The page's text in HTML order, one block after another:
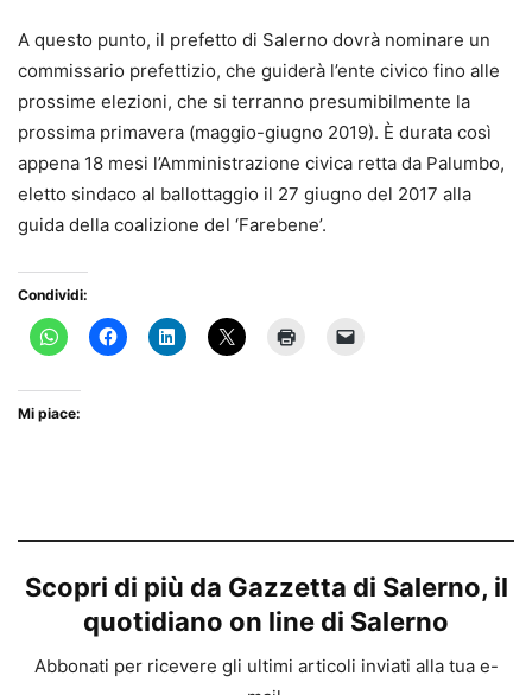
A questo punto, il prefetto di Salerno dovrà nominare un
commissario prefettizio, che guiderà l’ente civico fino alle
prossime elezioni, che si terranno presumibilmente la
prossima primavera (maggio-giugno 2019). È durata così
appena 18 mesi l’Amministrazione civica retta da Palumbo,
eletto sindaco al ballottaggio il 27 giugno del 2017 alla
guida della coalizione del ‘Farebene’.
Condividi:
Mi piace:
Scopri di più da Gazzetta di Salerno, il
quotidiano on line di Salerno
Abbonati per ricevere gli ultimi articoli inviati alla tua e-